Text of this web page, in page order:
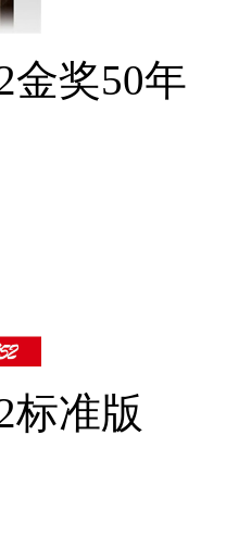
金奖50年
标准版